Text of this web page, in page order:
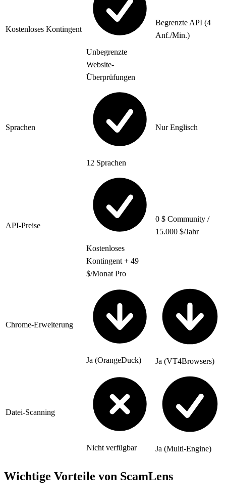
Kostenloses Kontingent
Unbegrenzte
Website-
Überprüfungen
Begrenzte API (4
Anf./Min.)
Sprachen
12 Sprachen
Nur Englisch
API-Preise
Kostenloses
Kontingent + 49
$/Monat Pro
0 $ Community /
15.000 $/Jahr
Chrome-Erweiterung
Ja (OrangeDuck) Ja (VT4Browsers)
Datei-Scanning
Nicht verfügbar Ja (Multi-Engine)
Wichtige Vorteile von ScamLens